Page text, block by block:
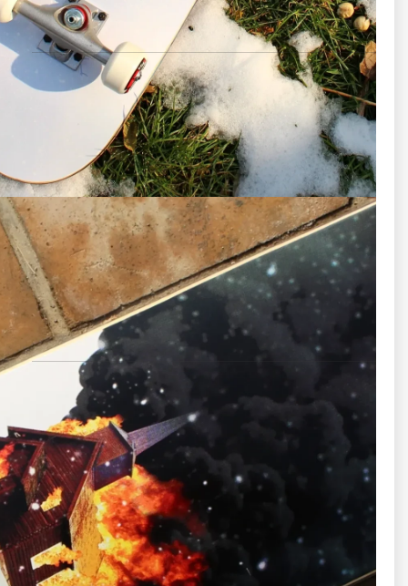
تراک (TRUCK)
قطعات فلزی که تخته را به چرخ‌ها متصل می‌کند
برند معتبر Pivot
اندازه پهنا ۵.۲۵
ارتفاع متوسط (Mid)
تعادل ایده‌آل در قدرت چرخش و ثبات
✔️ مناسب هم برای یادگیری و هم اجرای حرکات
چرخ‌ها (Wheels)
Spitfire
مدل: Conical Full
سایز:
این ترکیب بهترین انتخاب برای اسکیت خیابانی است: چرخش
سریع + اصطکاک کنترل‌شده مناسب اسکیت سواری خیابانی و
اجرای حرکات